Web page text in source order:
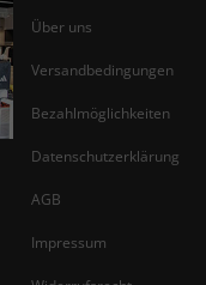
Über uns
Versandbedingungen
Bezahlmöglichkeiten
Datenschutzerklärung
AGB
Impressum